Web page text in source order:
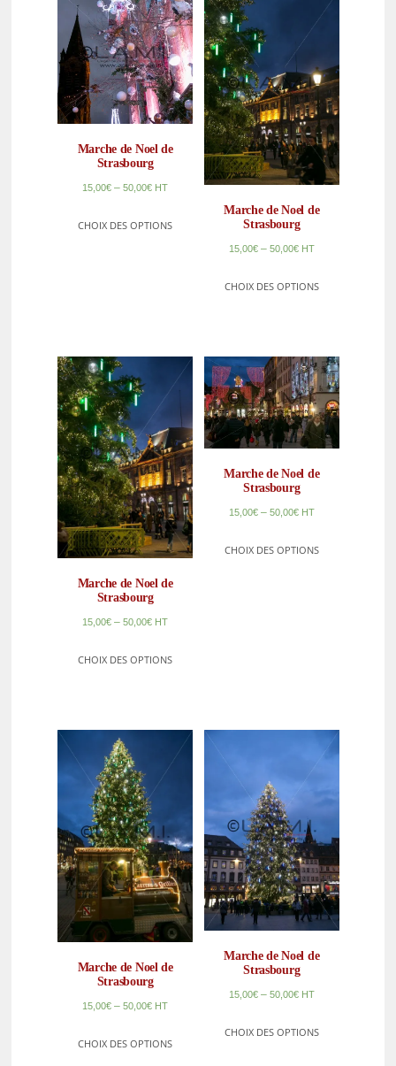
Marche de Noel de
Strasbourg
15,00€ –50,00€ HT
CHOIX DES OPTIONS
Marche de Noel de
Strasbourg
15,00€– 50,00€ HT
CHOIX DES OPTIONS
Marche de Noel de
Strasbourg
15,00€ –50,00€ HT
CHOIX DES OPTIONS
Marche de Noel de
Strasbourg
15,00€– 50,00€ HT
CHOIX DES OPTIONS
Marche de Noel de
Strasbourg
15,00€ –50,00€ HT
CHOIX DES OPTIONS
Marche de Noel de
Strasbourg
15,00€– 50,00€ HT
CHOIX DES OPTIONS